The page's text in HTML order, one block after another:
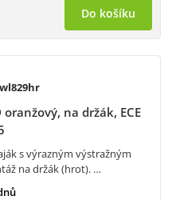
Do košíku
wl829hr
oranžový, na držák, ECE
s výrazným výstražným
na držák (hrot). …